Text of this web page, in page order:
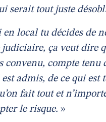
serait tout juste
en local tu décides de
judiciaire, ça veut dire
convenu, compte tenu
admis, de ce qui est
fait tout et
le risque. »